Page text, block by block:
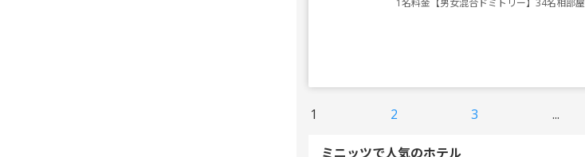
1名料金【男女混合ドミトリー】34名相部屋
1 2 3 ...
ミニッツで人気のホテル